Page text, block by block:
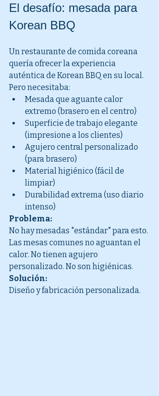
El desafío: mesada para
Korean BBQ
Un restaurante de comida coreana
quería ofrecer la experiencia
auténtica de Korean BBQ en su local.
Pero necesitaba:
Mesada que aguante calor
extremo (brasero en el centro)
Superficie de trabajo elegante
(impresione a los clientes)
Agujero central personalizado
(para brasero)
Material higiénico (fácil de
limpiar)
Durabilidad extrema (uso diario
intenso)
Problema:
No hay mesadas "estándar" para esto.
Las mesas comunes no aguantan el
calor. No tienen agujero
personalizado. No son higiénicas.
Solución:
Diseño y fabricación personalizada.